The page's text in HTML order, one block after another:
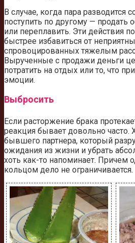
В случае, когда пара разводится
поступить по другому — продать
или переплавить. Эти действия
быстрее избавиться от
спровоцированных тяжелым
Вырученные с продажи деньги
потратить на отдых или то, что
эмоции.
Выбросить
Если расторжение брака
реакция бывает довольно часто.
бывшего партнера, который
ожидания из жизни и убрать
хоть как-то напоминает. Причем
кольцом дело не ограничивается.